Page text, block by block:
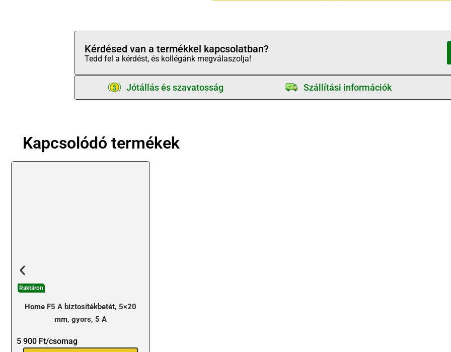
Kérdésed van a termékkel kapcsolatban?
Tedd fel a kérdést, és kollégánk megválaszolja!
Jótállás és szavatosság Szállítási információk
Kapcsolódó termékek
Raktáron
Home F5 A biztosítékbetét, 5×20
mm, gyors, 5 A
5 900 Ft/csomag